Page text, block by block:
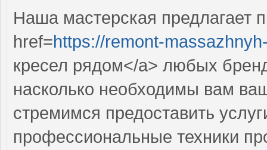
Наша мастерская предлагает
href=https://remont-
кресел рядом</a> любых
насколько необходимы вам
стремимся предоставить
профессиональные техники